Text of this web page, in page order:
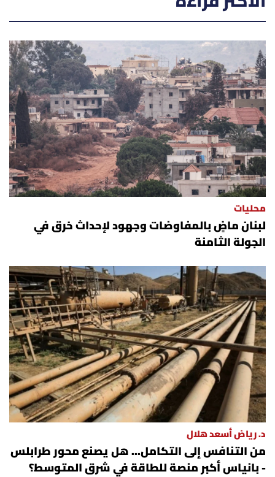
محليات
لبنان ماضٍ بالمفاوضات وجهود لإحداث خرق في
الجولة الثامنة
د. رياض أسعد هلال
من التنافس إلى التكامل... هل يصنع محور طرابلس
- بانياس أكبر منصة للطاقة في شرق المتوسط؟